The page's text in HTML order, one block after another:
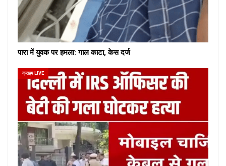
पारा में युवक पर हमला: गाल काटा, केस दर्ज
क्राइम LIVE